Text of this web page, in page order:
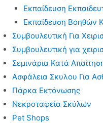
Εκπαίδευση
Εκπαίδευση Βοηθών
Συμβουλευτική Για
Συμβουλευτική για
Σεμινάρια Κατά
Ασφάλεια Σκυλου Για
Πάρκα Εκτόνωσης
Νεκροταφεία Σκύλων
Pet Shops